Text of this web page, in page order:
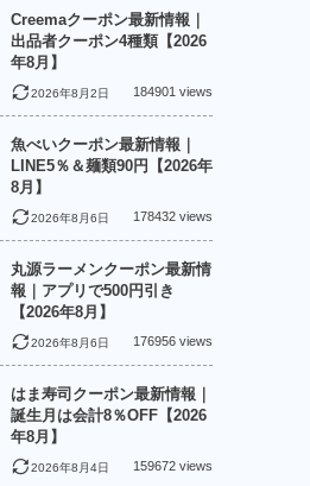
Creemaクーポン最新情報｜
出品者クーポン4種類【2026
年8月】
2026年8月2日 184901 views
魚べいクーポン最新情報｜
LINE5％＆麺類90円【2026年
8月】
2026年8月6日 178432 views
丸源ラーメンクーポン最新情
報｜アプリで500円引き
【2026年8月】
2026年8月6日 176956 views
はま寿司クーポン最新情報｜
誕生月は会計8％OFF【2026
年8月】
2026年8月4日 159672 views